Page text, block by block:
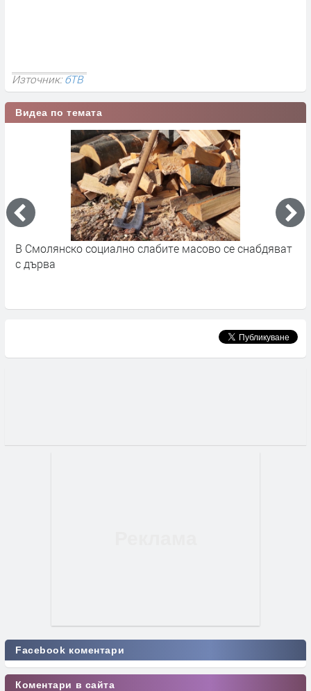
Източник:бТВ
Видеа по темата
В Смолянско социално слабите масово се снабдяват
с дърва
Facebook коментари
Коментари в сайта